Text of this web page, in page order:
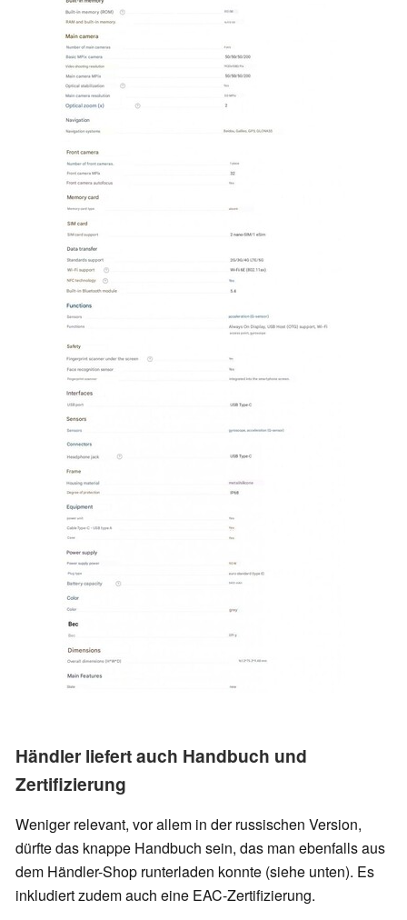
Händler liefert auch Handbuch und
Zertifizierung
Weniger relevant, vor allem in der russischen Version,
dürfte das knappe Handbuch sein, das man ebenfalls aus
dem Händler-Shop runterladen konnte (siehe unten). Es
inkludiert zudem auch eine EAC-Zertifizierung.